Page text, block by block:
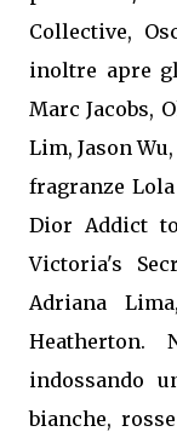
Collective,
inoltre apre
Marc Jacobs,
Lim, Jason
fragranze
Dior Addict
Victoria's
Adriana
Heatherton.
indossando
bianche,